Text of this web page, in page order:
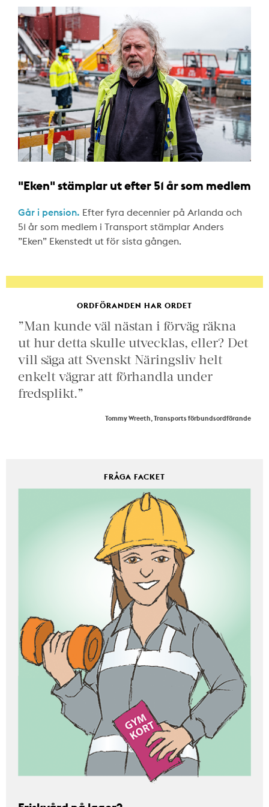
"Eken" stämplar ut efter 51 år som medlem
Går i pension. Efter fyra decennier på Arlanda och
51 år som medlem i Transport stämplar Anders
”Eken” Ekenstedt ut för sista gången.
ORDFÖRANDEN HAR ORDET
”Man kunde väl nästan i förväg räkna
ut hur detta skulle utvecklas, eller? Det
vill säga att Svenskt Näringsliv helt
enkelt vägrar att förhandla under
fredsplikt.”
Tommy Wreeth, Transports förbundsordförande
FRÅGA FACKET